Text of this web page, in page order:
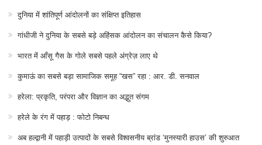
दुनिया में शांतिपूर्ण आंदोलनों का संक्षिप्त इतिहास
गांधीजी ने दुनिया के सबसे बड़े अहिंसक आंदोलन का संचालन कैसे किया?
भारत में आँसू गैस के गोले सबसे पहले अंग्रेज़ लाए थे
कुमाऊं का सबसे बड़ा सामाजिक समूह “खस” रहा : आर. डी. सनवाल
हरेला: प्रकृति, परंपरा और विज्ञान का अद्भुत संगम
हरेले के रंग में पहाड़ : फोटो निबन्ध
अब हल्द्वानी में पहाड़ी उत्पादों के सबसे विश्वसनीय ब्रांड ‘मुनस्यारी हाउस’ की शुरुआत